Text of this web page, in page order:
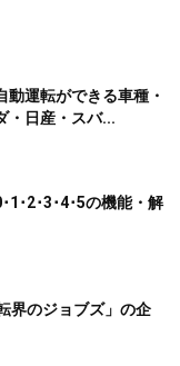
運転ができる車種・
・日産・スバ...
1･2･3･4･5の機能・解
界のジョブズ」の企